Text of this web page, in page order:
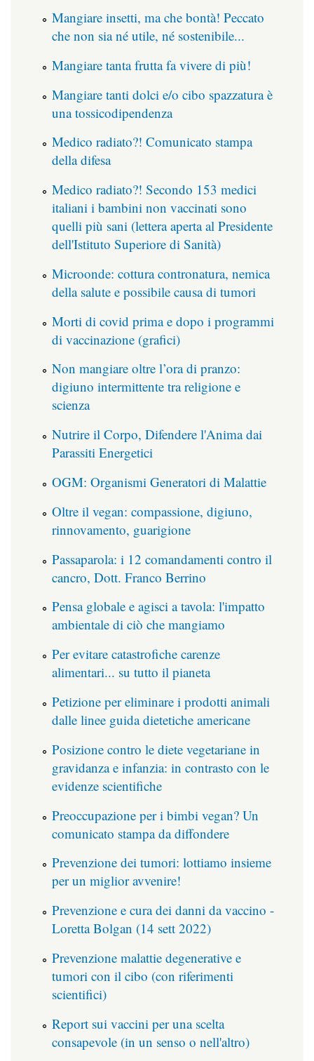
Mangiare insetti, ma che bontà! Peccato
che non sia né utile, né sostenibile...
Mangiare tanta frutta fa vivere di più!
Mangiare tanti dolci e/o cibo spazzatura è
una tossicodipendenza
Medico radiato?! Comunicato stampa
della difesa
Medico radiato?! Secondo 153 medici
italiani i bambini non vaccinati sono
quelli più sani (lettera aperta al Presidente
dell'Istituto Superiore di Sanità)
Microonde: cottura contronatura, nemica
della salute e possibile causa di tumori
Morti di covid prima e dopo i programmi
di vaccinazione (grafici)
Non mangiare oltre l’ora di pranzo:
digiuno intermittente tra religione e
scienza
Nutrire il Corpo, Difendere l'Anima dai
Parassiti Energetici
OGM: Organismi Generatori di Malattie
Oltre il vegan: compassione, digiuno,
rinnovamento, guarigione
Passaparola: i 12 comandamenti contro il
cancro, Dott. Franco Berrino
Pensa globale e agisci a tavola: l'impatto
ambientale di ciò che mangiamo
Per evitare catastrofiche carenze
alimentari... su tutto il pianeta
Petizione per eliminare i prodotti animali
dalle linee guida dietetiche americane
Posizione contro le diete vegetariane in
gravidanza e infanzia: in contrasto con le
evidenze scientifiche
Preoccupazione per i bimbi vegan? Un
comunicato stampa da diffondere
Prevenzione dei tumori: lottiamo insieme
per un miglior avvenire!
Prevenzione e cura dei danni da vaccino -
Loretta Bolgan (14 sett 2022)
Prevenzione malattie degenerative e
tumori con il cibo (con riferimenti
scientifici)
Report sui vaccini per una scelta
consapevole (in un senso o nell'altro)